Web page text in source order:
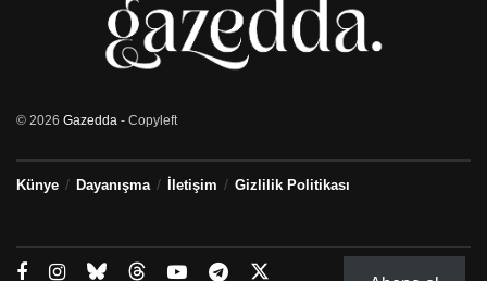
© 2026 Gazedda - Copyleft
Künye Dayanışma İletişim Gizlilik Politikası